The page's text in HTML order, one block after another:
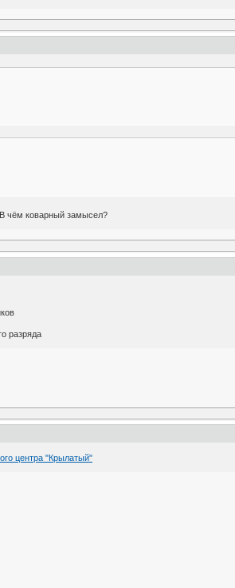
чём коварный замысел?
разряда
центра "Крылатый"